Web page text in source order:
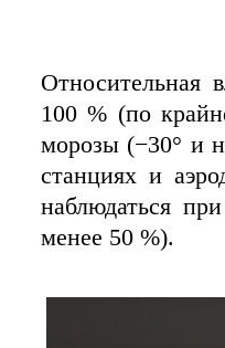
Относительная
100 % (по
морозы (−30° и
станциях и
наблюдаться
менее 50 %).